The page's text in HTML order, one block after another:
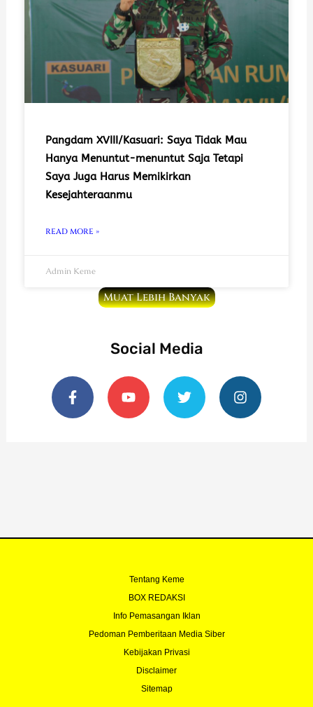
Pangdam XVIII/Kasuari: Saya Tidak Mau
Hanya Menuntut-menuntut Saja Tetapi
Saya Juga Harus Memikirkan
Kesejahteraanmu
READ MORE »
Admin Keme
Muat Lebih Banyak
Social Media
F
a
c
e
Y
o
u
t
T
w
i
t
I
n
s
t
Tentang Keme
BOX REDAKSI
Info Pemasangan Iklan
Pedoman Pemberitaan Media Siber
Kebijakan Privasi
Disclaimer
Sitemap